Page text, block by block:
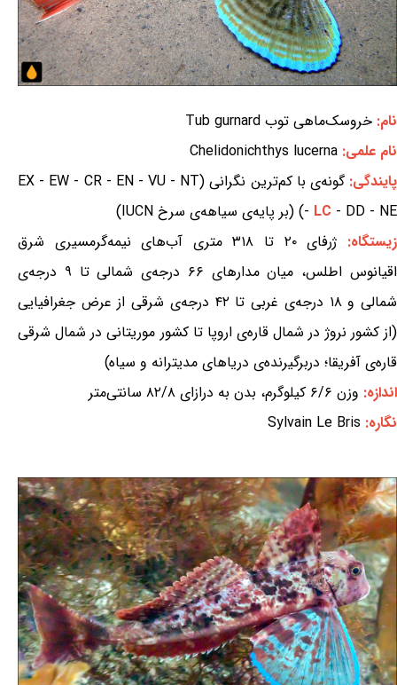
نام: خروسک‌ماهی توب Tub gurnard
نام علمی: Chelidonichthys lucerna
پایندگی:
گونه‌ی با کم‌ترین نگرانی (EX - EW - CR - EN - VU - NT
- LC - DD - NE) (بر پایه‌ی سیاهه‌ی سرخ IUCN)
زیستگاه:
ژرفای ۲۰ تا ۳۱۸ متری آب‌های نیمه‌گرمسیری شرق
اقیانوس اطلس، میان مدارهای ۶۶ درجه‌ی شمالی تا ۹ درجه‌ی
شمالی و ۱۸ درجه‌ی غربی تا ۴۲ درجه‌ی شرقی از عرض جغرافیایی
(از کشور نروژ در شمال قاره‌ی اروپا تا کشور موریتانی در شمال شرقی
قاره‌ی آفریقا؛ دربرگیرنده‌ی دریاهای مدیترانه و سیاه)
اندازه: وزن ۶/۶ کیلوگرم، بدن به درازای ۸۲/۸ سانتی‌متر
نگاره: Sylvain Le Bris